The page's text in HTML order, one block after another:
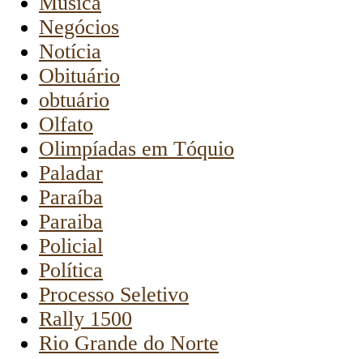
Negócios
Notícia
Obituário
obtuário
Olfato
Olimpíadas em Tóquio
Paladar
Paraíba
Paraiba
Policial
Política
Processo Seletivo
Rally 1500
Rio Grande do Norte